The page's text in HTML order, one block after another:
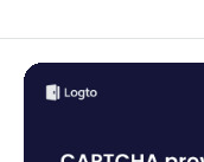
CAPTCHA 供應商購